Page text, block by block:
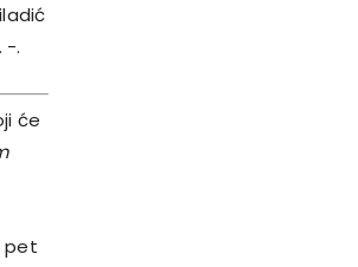
-.
će
pet